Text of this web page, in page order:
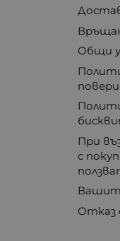
Общи
При
с
Отказ